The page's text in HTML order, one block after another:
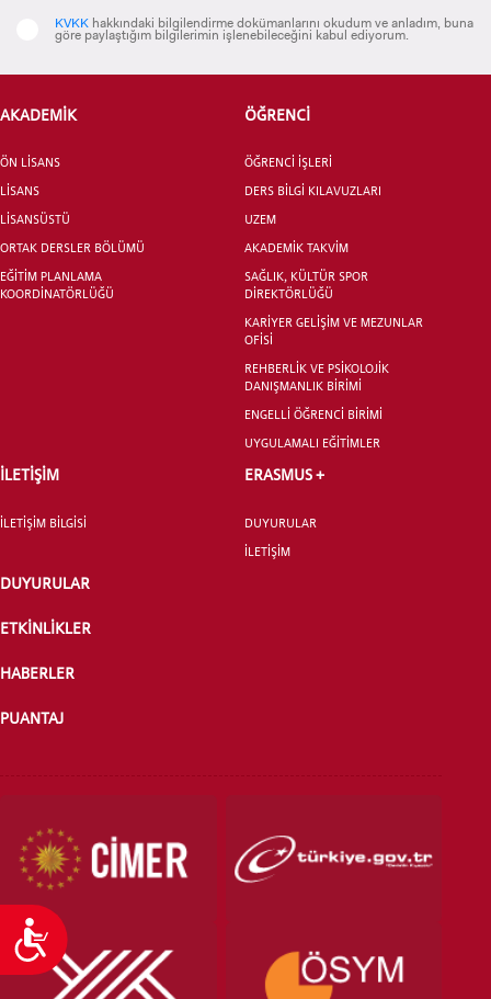
Ulaşılabilirlik
ADAY ÖĞRENCİ
STUDENT
LİSANSÜSTÜ EĞİTİM ENSTİTÜSÜ
ÖNLİSANS ve
KVKK hakkındaki bilgilendirme dokümanlarını okudum ve anladım, buna
göre paylaştığım bilgilerimin işlenebileceğini kabul ediyorum.
AKADEMİK
ÖN LİSANS
LİSANS
LİSANSÜSTÜ
ORTAK DERSLER BÖLÜMÜ
EĞİTİM PLANLAMA
KOORDİNATÖRLÜĞÜ
ÖĞRENCİ
ÖĞRENCİ İŞLERİ
DERS BİLGİ KILAVUZLARI
UZEM
AKADEMİK TAKVİM
SAĞLIK, KÜLTÜR SPOR
DİREKTÖRLÜĞÜ
KARİYER GELİŞİM VE MEZUNLAR
OFİSİ
REHBERLİK VE PSİKOLOJİK
DANIŞMANLIK BİRİMİ
ENGELLİ ÖĞRENCİ BİRİMİ
UYGULAMALI EĞİTİMLER
İLETİŞİM
İLETİŞİM BİLGİSİ
ERASMUS +
DUYURULAR
İLETİŞİM
DUYURULAR
ETKİNLİKLER
HABERLER
PUANTAJ